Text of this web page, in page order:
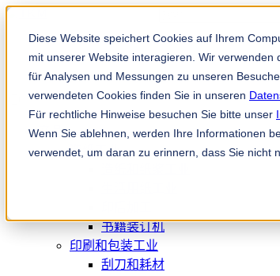
Diese Website speichert Cookies auf Ihrem
mit unserer Website interagieren. Wir
für Analysen und Messungen zu unseren
verwendeten Cookies finden Sie in unseren
Für rechtliche Hinweise besuchen Sie bitte unser
Wenn Sie ablehnen, werden Ihre Informationen
verwendet, um daran zu erinnern, dass Sie nicht
没有建议，因为搜索
产品
造纸工业
书籍装订机
印刷和包装工业
刮刀和耗材